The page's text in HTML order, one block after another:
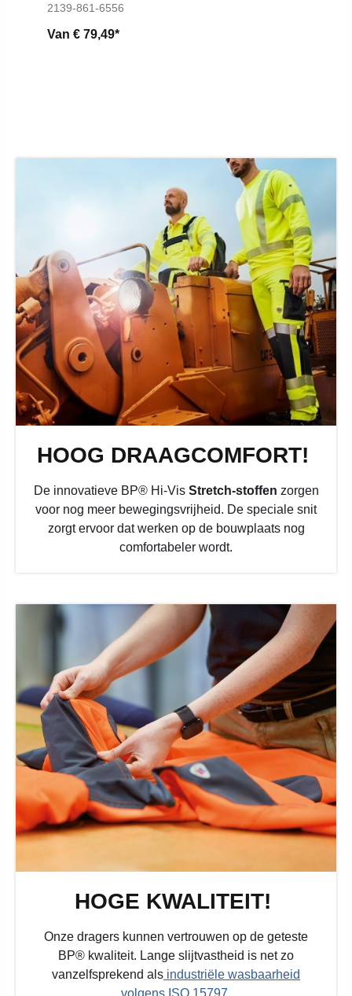
2139-861-6556
Van € 79,49*
HOOG DRAAGCOMFORT!
De innovatieve BP® Hi-Vis Stretch-stoffen zorgen
voor nog meer bewegingsvrijheid. De speciale snit
zorgt ervoor dat werken op de bouwplaats nog
comfortabeler wordt.
HOGE KWALITEIT!
Onze dragers kunnen vertrouwen op de geteste
BP® kwaliteit. Lange slijtvastheid is net zo
vanzelfsprekend als industriële wasbaarheid
volgens ISO 15797.